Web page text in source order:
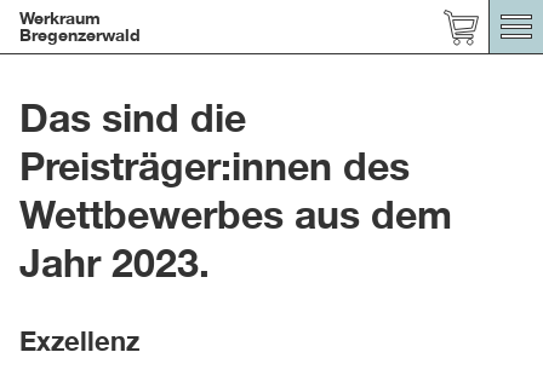
Werkraum
Bregenzerwald
Das sind die
Preisträger:innen des
Wettbewerbes aus dem
Jahr 2023.
Exzellenz